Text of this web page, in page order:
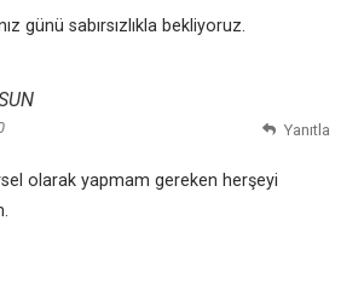
günü sabırsızlıkla bekliyoruz.
olarak yapmam gereken herşeyi
Yanıtla